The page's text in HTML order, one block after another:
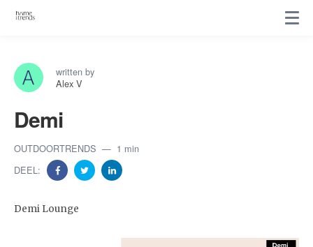
written by
Alex V
Demi
OUTDOORTRENDS
1 min
DEEL:
Demi Lounge